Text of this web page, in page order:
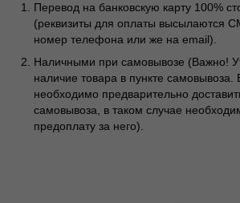
Перевод на банковскую карту 100%
(реквизиты для оплаты высылаются
номер телефона или же на email).
Наличными при самовывозе (Важно!
наличие товара в пункте самовывоза.
необходимо предварительно
самовывоза, в таком случае
предоплату за него).